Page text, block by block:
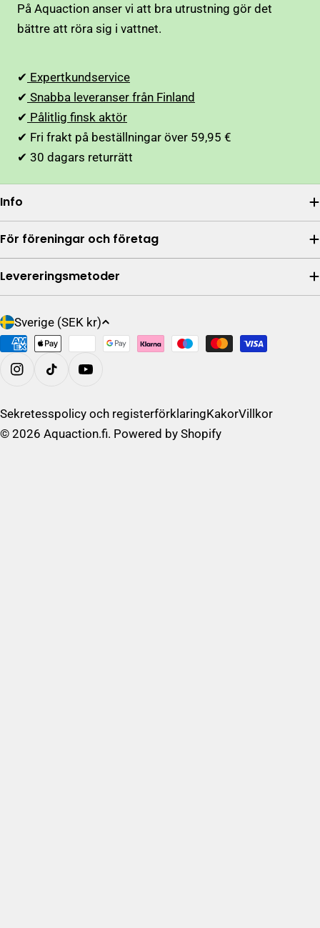
På Aquaction anser vi att bra utrustning gör det
bättre att röra sig i vattnet.
✔ Expertkundservice
✔ Snabba leveranser från Finland
✔ Pålitlig finsk aktör
✔ Fri frakt på beställningar över 59,95 €
✔ 30 dagars returrätt
Info
För föreningar och företag
Levereringsmetoder
L
a
n
R
e
Sverige (SEK kr)
Betalningsalternativ
På Instagram
© 2026 Aquaction.fi. Powered by Shopify
Sekretesspolicy och registerförklaringKakorVillkor